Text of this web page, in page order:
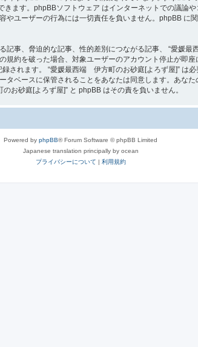
きます。phpBBソフトウェア はインターネットでの議論
ユーザーの行為には一切責任を負いません。phpBB に
事、脅迫的な記事、性的差別につながる記事、 “愛媛
約を破った場合、対象ユーザーのアカウント停止が即
されます。 “愛媛最西端 伊方町のお砂庭[よろず屋]” は
ベースに保管されることをあなたは同意します。あな
お砂庭[よろず屋]” と phpBB はその責を負いません。
Powered by phpBB® Forum Software © phpBB Limited
Japanese translation principally by ocean
プライバシーについて | 利用規約